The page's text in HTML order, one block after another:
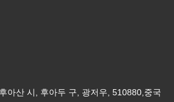
아산 시, 후아두 구, 광저우, 510880,중국